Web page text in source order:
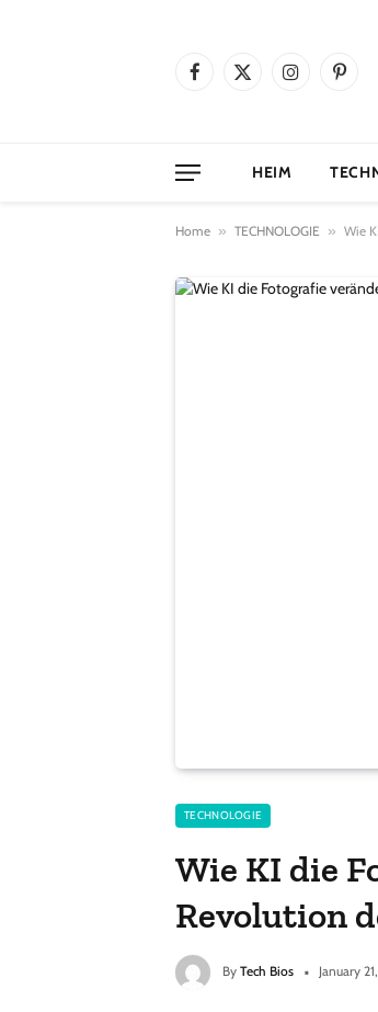
Facebook
X
Instagram
HEIM
Home » TECHNOLOGIE » Wie
TECHNOLOGIE
Wie KI die
Revolution
By Tech Bios January